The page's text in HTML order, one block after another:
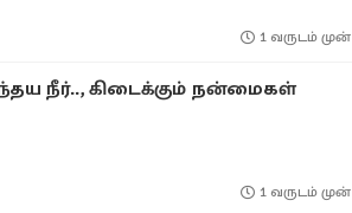
1 வருடம் முன்
நீர்.., கிடைக்கும் நன்மைகள்
1 வருடம் முன்